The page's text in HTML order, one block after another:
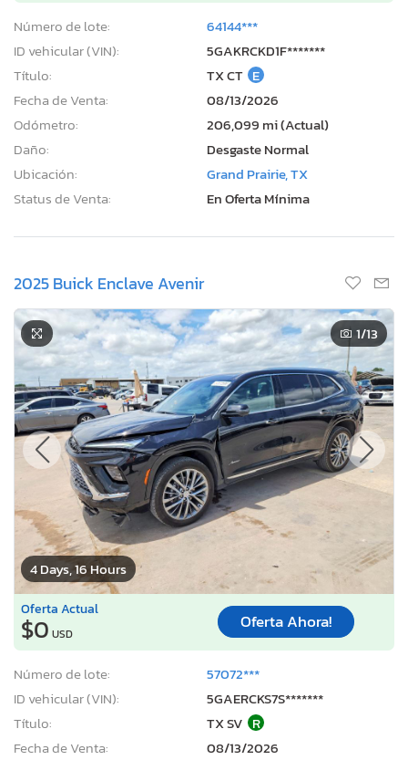
Número de lote:
64144***
ID vehicular (VIN):
5GAKRCKD1F*******
Título:
TX CT E
Fecha de Venta:
08/13/2026
Odómetro:
206,099 mi (Actual)
Daño:
Desgaste Normal
Ubicación:
Grand Prairie, TX
Status de Venta:
En Oferta Mínima
2025 Buick Enclave Avenir
4 Days, 16 Hours
1/13
Oferta Actual
$0 USD
Oferta Ahora!
Número de lote:
57072***
ID vehicular (VIN):
5GAERCKS7S*******
Título:
TX SV R
Fecha de Venta:
08/13/2026